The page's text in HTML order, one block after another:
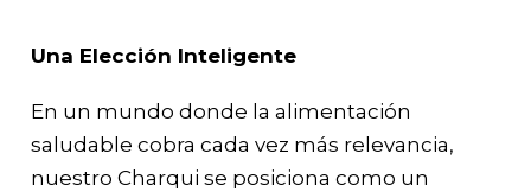
Una Elección Inteligente
En un mundo donde la alimentación
saludable cobra cada vez más relevancia,
nuestro Charqui se posiciona como un